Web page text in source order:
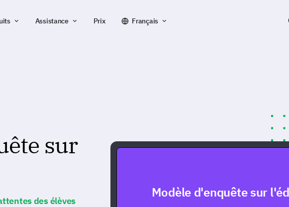
Assistance Prix Français
sur
des élèves
Modèle d'enquête sur